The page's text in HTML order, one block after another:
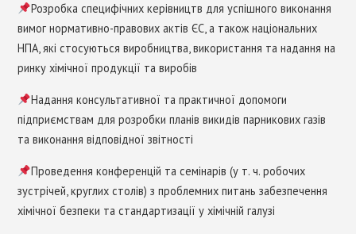
Розробка специфічних керівництв для успішного виконання
вимог нормативно-правових актів ЄС, а також національних
НПА, які стосуються виробництва, використання та надання на
ринку хімічної продукції та виробів
Надання консультативної та практичної допомоги
підприємствам для розробки планів викидів парникових газів
та виконання відповідної звітності
Проведення конференцій та семінарів (у т. ч. робочих
зустрічей, круглих столів) з проблемних питань забезпечення
хімічної безпеки та стандартизації у хімічній галузі